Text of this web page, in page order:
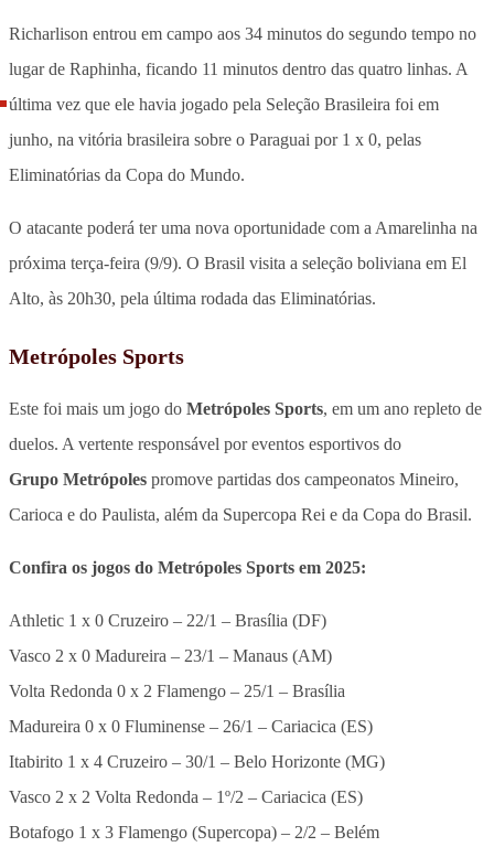
Richarlison entrou em campo aos 34 minutos do segundo tempo no
lugar de Raphinha, ficando 11 minutos dentro das quatro linhas. A
última vez que ele havia jogado pela Seleção Brasileira foi em
junho, na vitória brasileira sobre o Paraguai por 1 x 0, pelas
Eliminatórias da Copa do Mundo.
O atacante poderá ter uma nova oportunidade com a Amarelinha na
próxima terça-feira (9/9). O Brasil visita a seleção boliviana em El
Alto, às 20h30, pela última rodada das Eliminatórias.
Metrópoles Sports
Este foi mais um jogo do Metrópoles Sports, em um ano repleto de
duelos. A vertente responsável por eventos esportivos do
Grupo Metrópoles promove partidas dos campeonatos Mineiro,
Carioca e do Paulista, além da Supercopa Rei e da Copa do Brasil.
Confira os jogos do Metrópoles Sports em 2025:
Athletic 1 x 0 Cruzeiro – 22/1 – Brasília (DF)
Vasco 2 x 0 Madureira – 23/1 – Manaus (AM)
Volta Redonda 0 x 2 Flamengo – 25/1 – Brasília
Madureira 0 x 0 Fluminense – 26/1 – Cariacica (ES)
Itabirito 1 x 4 Cruzeiro – 30/1 – Belo Horizonte (MG)
Vasco 2 x 2 Volta Redonda – 1º/2 – Cariacica (ES)
Botafogo 1 x 3 Flamengo (Supercopa) – 2/2 – Belém